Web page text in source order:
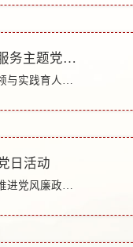
教师教育学院开展“行走的思政课”净山志愿服务主题党日活动
为深入践行绿色环保和生态文明理念，切实将党建引领与实践育人深度融合，以“行走的思政课”为载体增强学生社会责任感与生态环保意识，近日，在济南市、章丘区两级园林和林业绿化局的指导与协助下，教师教育学院...
日活动
为扎实开展树立和践行正确政绩观学习教育，常态化推进党风廉政警示教育，引导党员干部坚定理想信念，筑牢拒腐防变思想防线，5月7日，物理与电子工程学院党委联合校工会党支部、信息科学与工程学院党委赴济南市人...